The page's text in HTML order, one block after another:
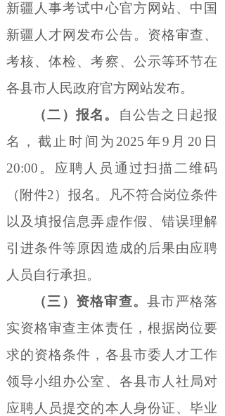
新疆人事考试中心官方网站、中国
新疆人才网发布公告。资格审查、
考核、体检、考察、公示等环节在
各县市人民政府官方网站发布。
（二）报名。
自公告之日起报
名，截止时间为 2025 年9 月20 日
20:00 。应聘人员通过扫描二维码
（附件2）报名。凡不符合岗位条件
以及填报信息弄虚作假、错误理解
引进条件等原因造成的后果由应聘
人员自行承担。
（三）资格审查。 县市严格落
实资格审查主体责任，根据岗位要
求的资格条件，各县市委人才工作
领导小组办公室、各县市人社局对
应聘人员提交的本人身份证、毕业